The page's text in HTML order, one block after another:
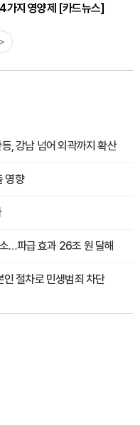
가지 영양제 [카드뉴스]
, 강남 넘어 외곽까지 확산
영향
…파급 효과 26조 원 달해
절차로 민생범죄 차단